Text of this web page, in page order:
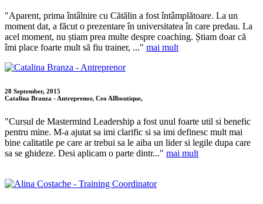
"Aparent, prima întâlnire cu Cătălin a fost întâmplătoare. La un
moment dat, a făcut o prezentare în universitatea în care predau. La
acel moment, nu știam prea multe despre coaching. Știam doar că
îmi place foarte mult să fiu trainer, ..." mai mult
28 September, 2015
Catalina Branza - Antreprenor, Ceo Allboutique,
"Cursul de Mastermind Leadership a fost unul foarte util si benefic
pentru mine. M-a ajutat sa imi clarific si sa imi definesc mult mai
bine calitatile pe care ar trebui sa le aiba un lider si legile dupa care
sa se ghideze. Desi aplicam o parte dintr..." mai mult